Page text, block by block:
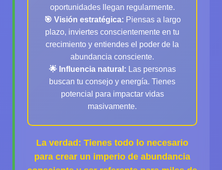
oportunidades llegan regularmente.
🎯 Visión estratégica: Piensas a largo
plazo, inviertes conscientemente en tu
crecimiento y entiendes el poder de la
abundancia consciente.
🌟 Influencia natural: Las personas
buscan tu consejo y energía. Tienes
potencial para impactar vidas
masivamente.
La verdad: Tienes todo lo necesario
para crear un imperio de abundancia